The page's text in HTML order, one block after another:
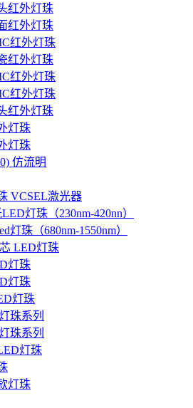
红外灯珠
红外灯珠
红外灯珠
红外灯珠
红外灯珠
红外灯珠
红外灯珠
灯珠
灯珠
仿流明
VCSEL激光器
灯珠（230nm-420nn）
灯珠（680nm-1550nm）
LED灯珠
灯珠
灯珠
灯珠
珠系列
珠系列
灯珠
灯珠